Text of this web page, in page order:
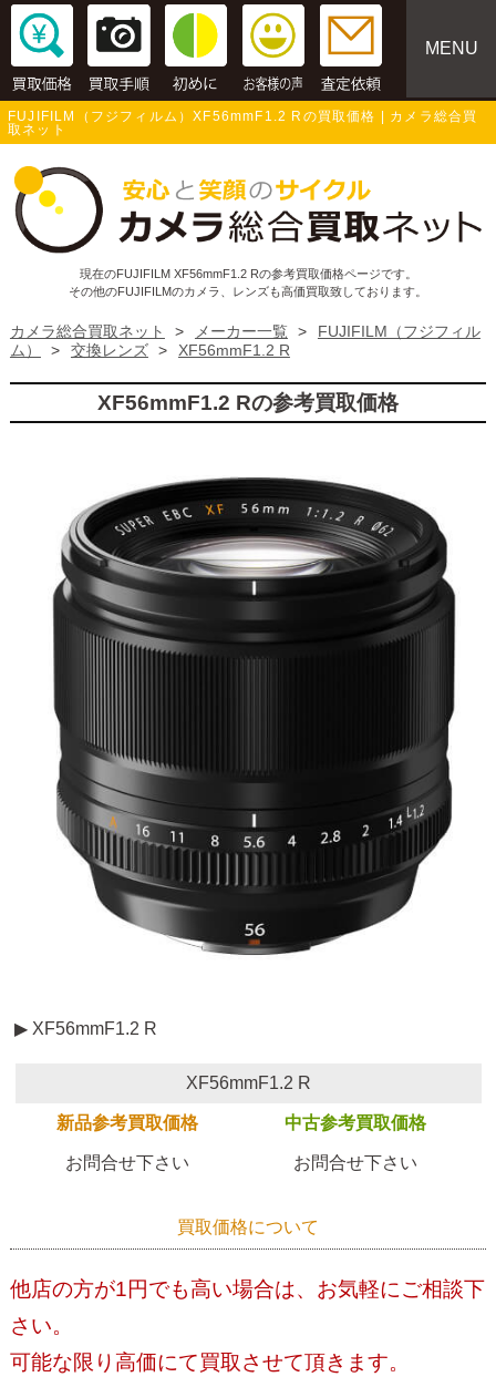
MENU
FUJIFILM（フジフィルム）XF56mmF1.2 Rの買取価格 | カメラ総合買
取ネット
現在のFUJIFILM XF56mmF1.2 Rの参考買取価格ページです。
その他のFUJIFILMのカメラ、レンズも高価買取致しております。
カメラ総合買取ネット > メーカー一覧 >
FUJIFILM（フジフィル
ム）
> 交換レンズ > XF56mmF1.2 R
XF56mmF1.2 Rの参考買取価格
▶ XF56mmF1.2 R
XF56mmF1.2 R
新品参考買取価格 中古参考買取価格
お問合せ下さい お問合せ下さい
買取価格について
他店の方が1円でも高い場合は、お気軽にご相談下
さい。
可能な限り高価にて買取させて頂きます。